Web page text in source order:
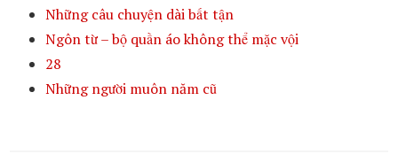
Những câu chuyện dài bất tận
Ngôn từ – bộ quần áo không thể mặc vội
28
Những người muôn năm cũ